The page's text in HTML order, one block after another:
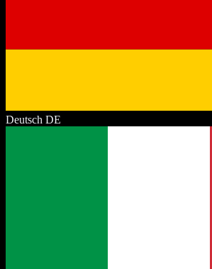
Deutsch DE